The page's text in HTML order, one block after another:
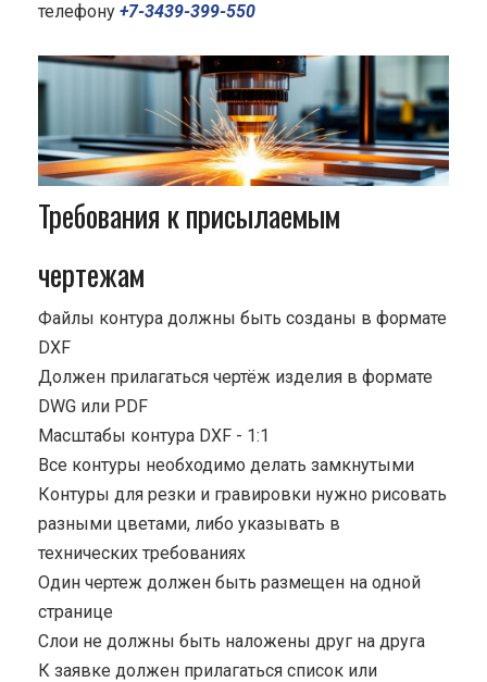
телефону +7-3439-399-550
Требования к присылаемым
чертежам
Файлы контура должны быть созданы в формате
DXF
Должен прилагаться чертёж изделия в формате
DWG или PDF
Масштабы контура DXF - 1:1
Все контуры необходимо делать замкнутыми
Контуры для резки и гравировки нужно рисовать
разными цветами, либо указывать в
технических требованиях
Один чертеж должен быть размещен на одной
странице
Cлои не должны быть наложены друг на друга
К заявке должен прилагаться список или